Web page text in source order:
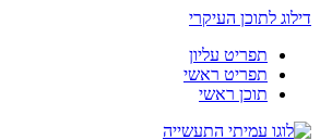
דילוג לתוכן העיקרי
תפריט עליון
תפריט ראשי
תוכן ראשי